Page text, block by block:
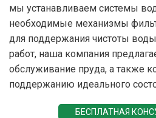
мы устанавливаем системы
необходимые механизмы
для поддержания чистоты
работ, наша компания
обслуживание пруда, а также
поддержанию идеального
БЕСПЛАТНАЯ